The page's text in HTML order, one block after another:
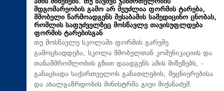
მდგომარეობის გამო არ შეუძლია ფორმის ტარება,
მშობელი წარმოადგენს შესაბამის სამედიცინო ცნობას,
რომლის საფუძველზეც მოსწავლე თავისუფლდება
ფორმის ტარებისგან
თუ მოსწავლე სკოლაში ფორმის გარეშე
გამოცხადდება, სკოლა მშობელთან კომუნიკაციის და
თანამშრომლობის გზით დაადგენს ამის მიზეზებს, -
განაცხადა საქართველოს განათლების, მეცნიერებისა
და ახალგაზრდობის მინისტრმა გივი მიქანაძემ.